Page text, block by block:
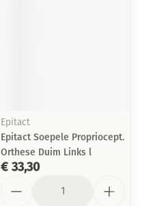
Epitact
Epitact Soepele Propriocept.
Orthese Duim Links l
€ 33,30